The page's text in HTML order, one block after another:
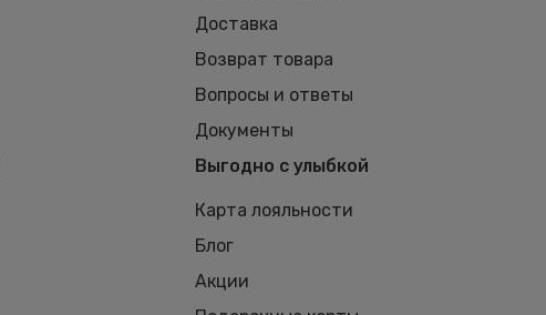
Доставка
Возврат товара
Вопросы и ответы
Документы
Выгодно с улыбкой
Карта лояльности
Блог
Акции